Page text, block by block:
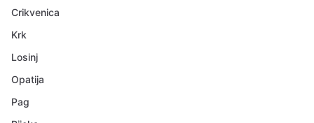
Crikvenica
Krk
Losinj
Opatija
Pag